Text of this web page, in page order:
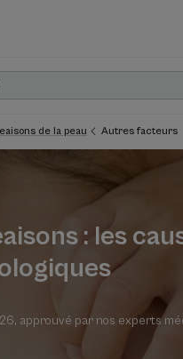
de la peau Autres facteurs
: les
, approuvé par nos experts